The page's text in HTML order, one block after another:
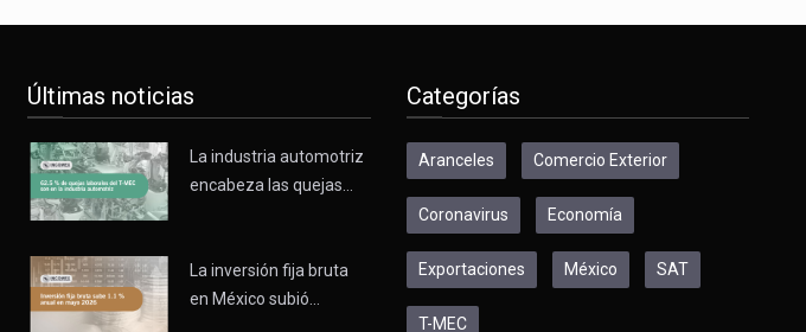
Últimas noticias
La industria automotriz
encabeza las quejas…
La inversión fija bruta
en México subió…
Categorías
Aranceles Comercio Exterior
Coronavirus Economía
Exportaciones México SAT
T-MEC